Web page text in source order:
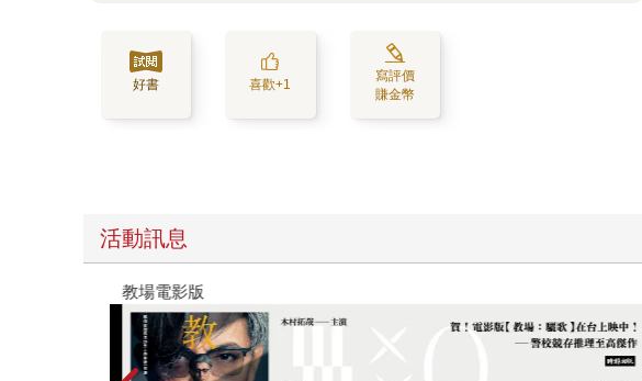
好書 喜歡+1
寫評價
賺金幣
活動訊息
教場電影版